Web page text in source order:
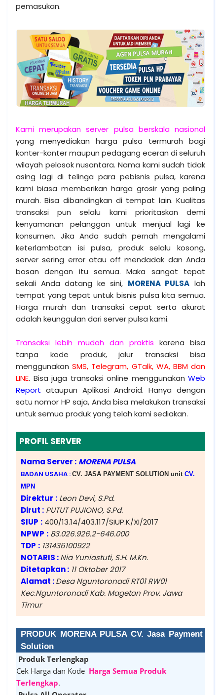
pemasukan.
Kami merupakan server pulsa berskala nasional
yang menyediakan harga pulsa termurah bagi
konter-konter maupun pedagang eceran di seluruh
wilayah pelosok nusantara. Nama kami sudah tidak
asing lagi di telinga para pebisnis pulsa, karena
kami biasa memberikan harga grosir yang paling
murah. Bisa dibandingkan di tempat lain. Kualitas
transaksi pun selalu kami prioritaskan demi
kenyamanan pelanggan untuk menjual lagi ke
konsumen. Jika Anda sudah pernah mengalami
keterlambatan isi pulsa, produk selalu kosong,
server sering error atau off mendadak dan Anda
bosan dengan itu semua. Maka sangat tepat
sekali Anda datang ke sini, MORENA PULSA lah
tempat yang tepat untuk bisnis pulsa kita semua.
Harga murah dan transaksi cepat serta akurat
adalah keunggulan dari server pulsa kami.
Transaksi lebih mudah dan praktis karena bisa
tanpa kode produk, jalur transaksi bisa
menggunakanSMS, Telegram, GTalk, WA, BBM dan
LINE. Bisa juga transaksi online menggunakan Web
Report ataupun Aplikasi Android. Hanya dengan
satu nomor HP saja, Anda bisa melakukan transaksi
untuk semua produk yang telah kami sediakan.
PROFIL SERVER
Nama Server : MORENA PULSA
BADAN USAHA : CV. JASA PAYMENT SOLUTION unit CV.
MPN
Direktur : Leon Devi, S.Pd.
Dirut : PUTUT PUJIONO, S.Pd.
SIUP : 400/13.14/403.117/SIUP.K/XI/2017
NPWP : 83.026.926.2-646.000
TDP : 131436100922
NOTARIS :Nia Yuniastuti, S.H. M.Kn.
Ditetapkan : 11 Oktober 2017
Alamat :Desa Nguntoronadi RT01 RW01
Kec.Nguntoronadi Kab. Magetan Prov. Jawa
Timur
PRODUK MORENA PULSA CV. Jasa Payment
Solution
Produk Terlengkap
Cek Harga dan Kode Harga Semua Produk
Terlengkap.